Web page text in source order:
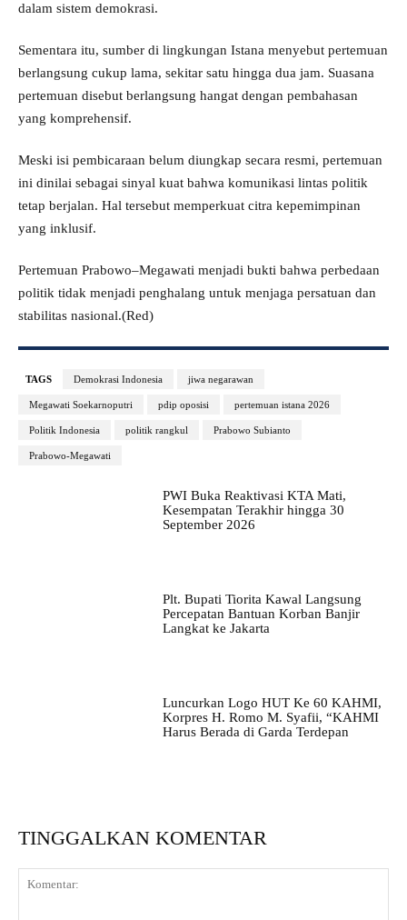
dalam sistem demokrasi.
Sementara itu, sumber di lingkungan Istana menyebut pertemuan
berlangsung cukup lama, sekitar satu hingga dua jam. Suasana
pertemuan disebut berlangsung hangat dengan pembahasan
yang komprehensif.
Meski isi pembicaraan belum diungkap secara resmi, pertemuan
ini dinilai sebagai sinyal kuat bahwa komunikasi lintas politik
tetap berjalan. Hal tersebut memperkuat citra kepemimpinan
yang inklusif.
Pertemuan Prabowo–Megawati menjadi bukti bahwa perbedaan
politik tidak menjadi penghalang untuk menjaga persatuan dan
stabilitas nasional.(Red)
TAGS Demokrasi Indonesia jiwa negarawan
Megawati Soekarnoputri pdip oposisi pertemuan istana 2026
Politik Indonesia politik rangkul Prabowo Subianto
Prabowo-Megawati
PWI Buka Reaktivasi KTA Mati,
Kesempatan Terakhir hingga 30
September 2026
Plt. Bupati Tiorita Kawal Langsung
Percepatan Bantuan Korban Banjir
Langkat ke Jakarta
Luncurkan Logo HUT Ke 60 KAHMI,
Korpres H. Romo M. Syafii, “KAHMI
Harus Berada di Garda Terdepan
TINGGALKAN KOMENTAR